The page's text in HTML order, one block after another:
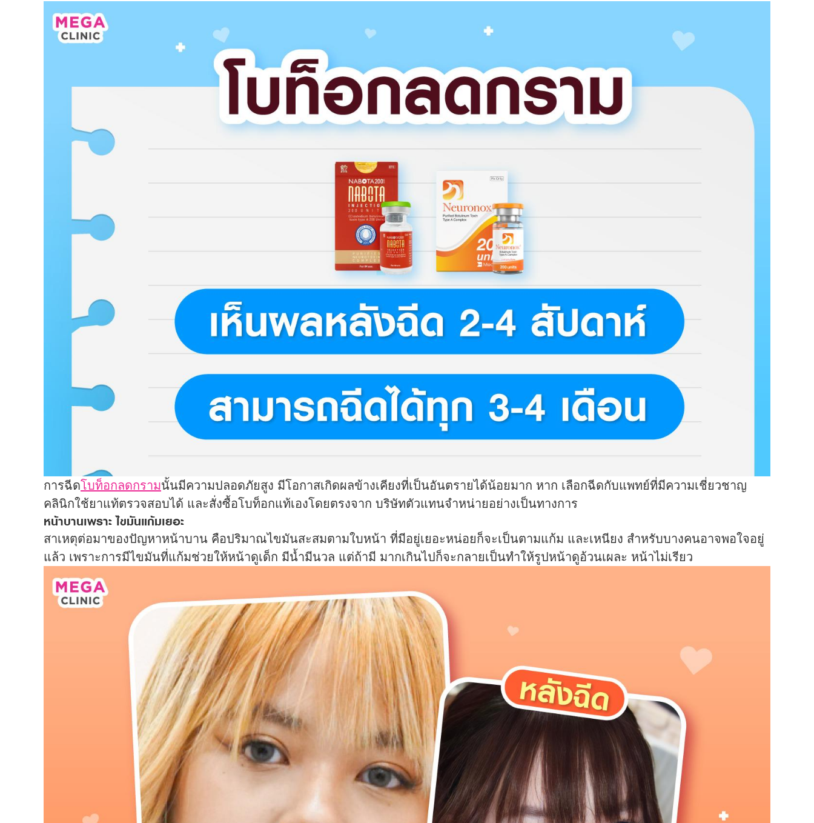
การฉีดโบท็อกลดกรามนั้นมีความปลอดภัยสูง มีโอกาสเกิดผลข้างเคียงที่เป็นอันตรายได้น้อยมาก หาก เลือกฉีดกับแพทย์ที่มีความเชี่ยวชาญ
คลินิกใช้ยาแท้ตรวจสอบได้ และสั่งซื้อโบท็อกแท้เองโดยตรงจาก บริษัทตัวแทนจำหน่ายอย่างเป็นทางการ
หน้าบานเพราะ ไขมันแก้มเยอะ
สาเหตุต่อมาของปัญหาหน้าบาน คือปริมาณไขมันสะสมตามใบหน้า ที่มีอยู่เยอะหน่อยก็จะเป็นตามแก้ม และเหนียง สำหรับบางคนอาจพอใจอยู่
แล้ว เพราะการมีไขมันที่แก้มช่วยให้หน้าดูเด็ก มีน้ำมีนวล แต่ถ้ามี มากเกินไปก็จะกลายเป็นทำให้รูปหน้าดูอ้วนเผละ หน้าไม่เรียว